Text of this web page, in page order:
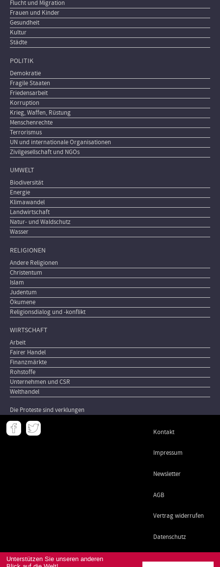
Unterstützen Sie unseren anderen
Flucht und Migration
Frauen und Kinder
Gesundheit
Kultur
Städte
POLITIK
Demokratie
Fragile Staaten
Friedensarbeit
Korruption
Krieg, Waffen, Rüstung
Menschenrechte
Terrorismus
UN und internationale Organisationen
Zivilgesellschaft und NGOs
UMWELT
Biodiversität
Energie
Klimawandel
Landwirtschaft
Natur- und Waldschutz
Wasser
RELIGIONEN
Andere Religionen
Christentum
Islam
Judentum
Ökumene
Religionsdialog und -konflikt
WIRTSCHAFT
Arbeit
Fairer Handel
Finanzmärkte
Rohstoffe
Unternehmen und CSR
Welthandel
Die Proteste sind verklungen
Meta
- Kontakt
Impressum
Newsletter
AGB
Vertrag widerrufen
Datenschutz